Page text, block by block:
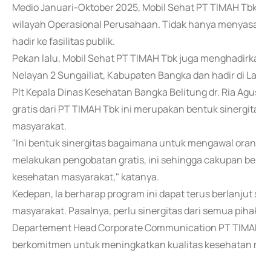
Medio Januari-Oktober 2025, Mobil Sehat PT TIMAH
wilayah Operasional Perusahaan. Tidak hanya
hadir ke fasilitas publik.
Pekan lalu, Mobil Sehat PT TIMAH Tbk juga
Nelayan 2 Sungailiat, Kabupaten Bangka dan hadir di
Plt Kepala Dinas Kesehatan Bangka Belitung dr. Ria
gratis dari PT TIMAH Tbk ini merupakan bentuk
masyarakat.
"Ini bentuk sinergitas bagaimana untuk mengawal
melakukan pengobatan gratis, ini sehingga cakupan
kesehatan masyarakat," katanya.
Kedepan, Ia berharap program ini dapat terus
masyarakat. Pasalnya, perlu sinergitas dari semua
Departement Head Corporate Communication PT
berkomitmen untuk meningkatkan kualitas kesehatan